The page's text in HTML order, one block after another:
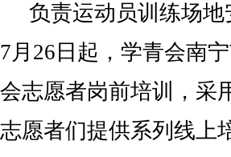
负责运动员训练场
7月26日起，学青会南
会志愿者岗前培训，采
志愿者们提供系列线上